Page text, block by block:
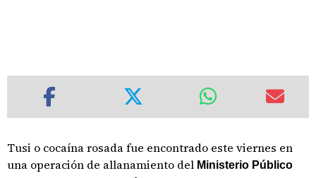
Tusi o cocaína rosada fue encontrado este viernes en
una operación de allanamiento del Ministerio Público